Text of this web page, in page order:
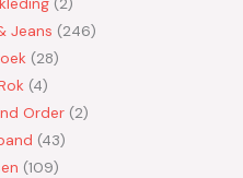
Jeans 246
28
4
Order 2
43
109